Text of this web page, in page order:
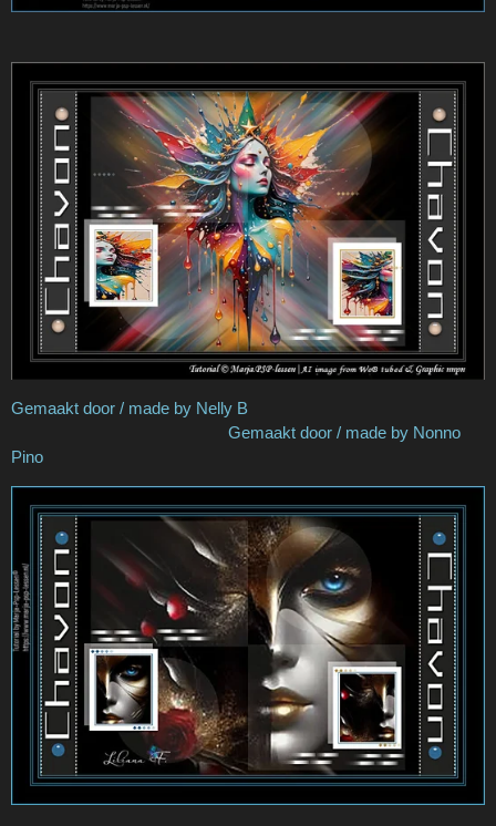
Gemaakt door / made by Nelly B
Gemaakt door / made by Nonno
Pino